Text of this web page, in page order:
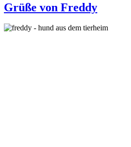
Grüße von Freddy